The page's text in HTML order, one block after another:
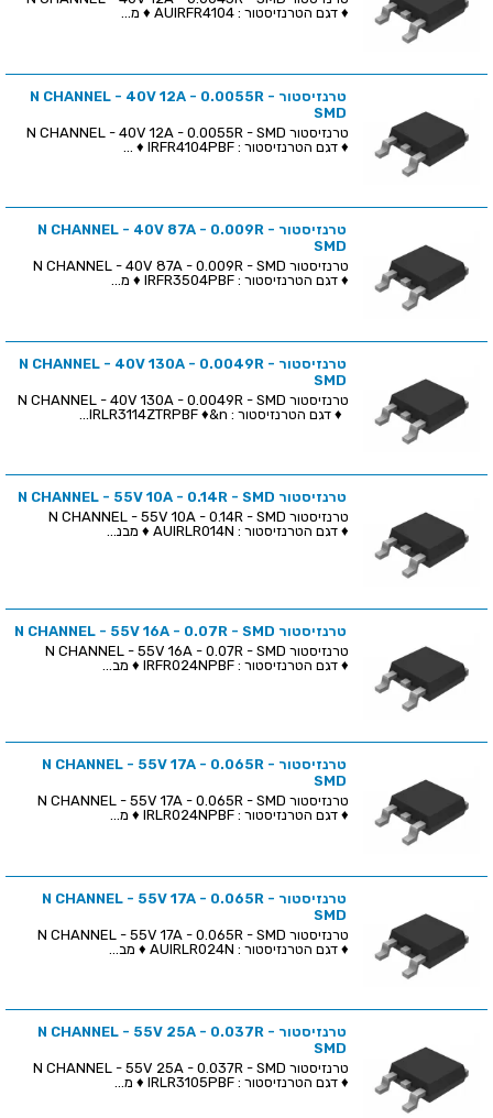
♦ דגם הטרנזיסטור : AUIRFR4104 ♦ מ...
טרנזיסטור N CHANNEL - 40V 12A - 0.0055R -
SMD
♦ דגם הטרנזיסטור : IRFR4104PBF ♦ ...
טרנזיסטור N CHANNEL - 40V 87A - 0.009R -
SMD
♦ דגם הטרנזיסטור : IRFR3504PBF ♦ מ...
טרנזיסטור N CHANNEL - 40V 130A - 0.0049R -
SMD
טרנזיסטור N CHANNEL - 40V 130A - 0.0049R - SMD
♦ דגם הטרנזיסטור : IRLR3114ZTRPBF ♦&n...
טרנזיסטור N CHANNEL - 55V 10A - 0.14R - SMD
♦ דגם הטרנזיסטור : AUIRLR014N ♦ מבנ...
טרנזיסטור N CHANNEL - 55V 16A - 0.07R - SMD
♦ דגם הטרנזיסטור : IRFR024NPBF ♦ מב...
טרנזיסטור N CHANNEL - 55V 17A - 0.065R -
SMD
♦ דגם הטרנזיסטור : IRLR024NPBF ♦ מ...
טרנזיסטור N CHANNEL - 55V 17A - 0.065R -
SMD
♦ דגם הטרנזיסטור : AUIRLR024N ♦ מב...
טרנזיסטור N CHANNEL - 55V 25A - 0.037R -
SMD
♦ דגם הטרנזיסטור : IRLR3105PBF ♦ מ...